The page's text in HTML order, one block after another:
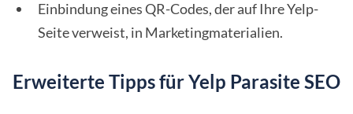
Einbindung eines QR-Codes, der auf Ihre Yelp-
Seite verweist, in Marketingmaterialien.
Erweiterte Tipps für Yelp Parasite SEO